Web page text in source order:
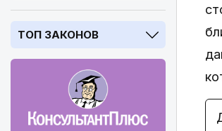
ТОП ЗАКОНОВ